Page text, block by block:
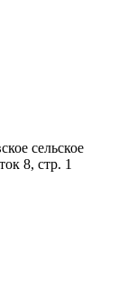
сельское
8, стр. 1